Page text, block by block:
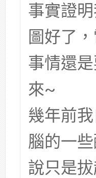
事實證
圖好了
事情還
來~
幾年前
腦的一
說只是